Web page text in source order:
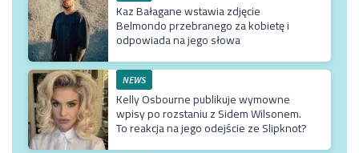
Kaz Bałagane wstawia zdjęcie
Belmondo przebranego za kobietę i
odpowiada na jego słowa
NEWS
Kelly Osbourne publikuje wymowne
wpisy po rozstaniu z Sidem Wilsonem.
To reakcja na jego odejście ze Slipknot?